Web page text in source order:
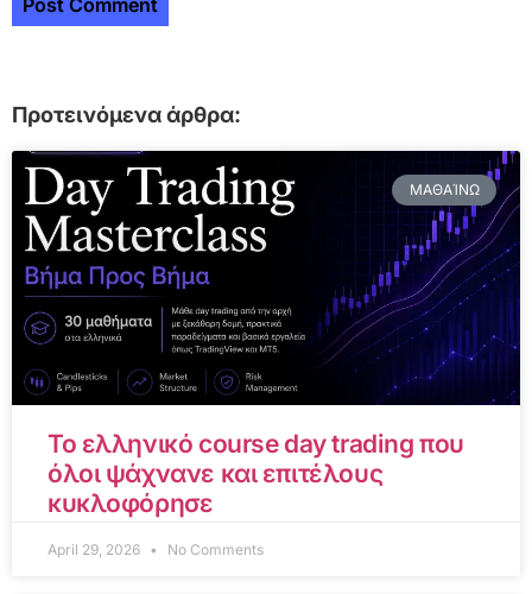
Προτεινόμενα άρθρα:
ΜΑΘΑΊΝΩ
Το ελληνικό course day trading που
όλοι ψάχνανε και επιτέλους
κυκλοφόρησε
April 29, 2026 No Comments